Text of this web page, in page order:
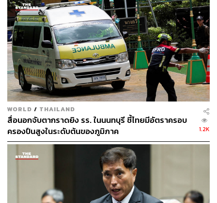
128
ABOUT THE AUTHOR
กองบรรณาธิการ THE STANDARD
WORLD / THAILAND
สื่อนอกจับตากราดยิง รร. ในนนทบุรี ชี้ไทยมีอัตราครอบ
ครองปืนสูงในระดับต้นของภูมิภาค
1.2K